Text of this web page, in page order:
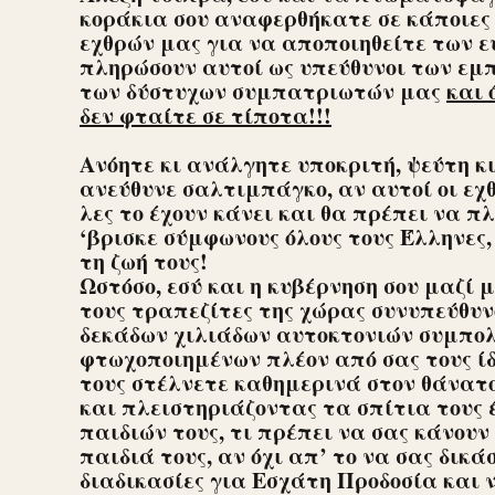
κοράκια σου αναφερθήκατε σε
εχθρών μας για να αποποιηθείτε των
πληρώσουν αυτοί ως υπεύθυνοι των
των δύστυχων συμπατριωτών μας και
δεν φταίτε σε τίποτα!!!
Ανόητε κι ανάλγητε υποκριτή, ψεύτη κι
ανεύθυνε σαλτιμπάγκο, αν αυτοί οι
λες το έχουν κάνει και θα πρέπει να
‘βρισκε σύμφωνους όλους τους
τη ζωή τους!
Ωστόσο, εσύ και η κυβέρνηση σου μαζί
τους τραπεζίτες της χώρας
δεκάδων χιλιάδων αυτοκτονιών
φτωχοποιημένων πλέον από σας τους
τους στέλνετε καθημερινά στον
και πλειστηριάζοντας τα σπίτια τους
παιδιών τους, τι πρέπει να σας
παιδιά τους, αν όχι απ’ το να σας
διαδικασίες για Εσχάτη Προδοσία